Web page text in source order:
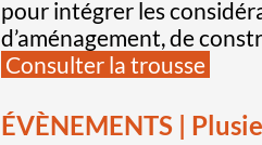
pour intégrer les
d’aménagement, de
Consulter la trousse
ÉVÈNEMENTS |